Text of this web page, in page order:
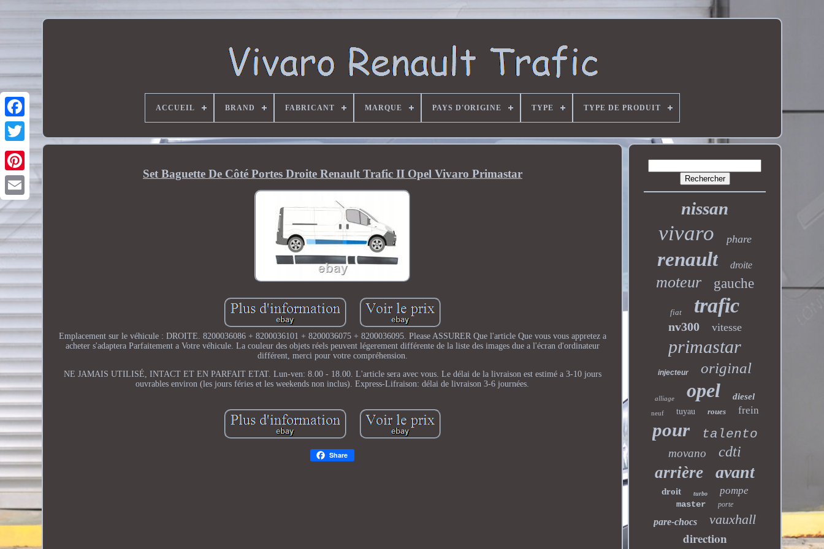
ACCUEIL BRAND FABRICANT MARQUE PAYS D'ORIGINE TYPE TYPE DE PRODUIT
Set Baguette De Côté Portes Droite Renault Trafic II Opel Vivaro Primastar
Emplacement sur le véhicule : DROITE. 8200036086 + 8200036101 + 8200036075 + 8200036095. Please ASSURER Que l'article Que vous vous appretez a
acheter s'adaptera Parfaitement a Votre véhicule. La couleur des objets réels peuvent légerement différente de la liste des images due a l'écran d'ordinateur
différent, merci pour votre compréhension.
NE JAMAIS UTILISÉ, INTACT ET EN PARFAIT ETAT. Lun-ven: 8.00 - 18.00. L'article sera avec vous. Le délai de la livraison est estimé a 3-10 jours
ouvrables environ (les jours féries et les weekends non inclus). Express-Lifraison: délai de livraison 3-6 journées.
Share
nissan
vivaro phare
renault droite
moteur gauche
fiat trafic
nv300 vitesse
primastar
injecteur original
alliage opel diesel
neuf tuyau roues frein
pour talento
movano cdti
arrière avant
droit turbo pompe
master porte
pare-chocs vauxhall
direction